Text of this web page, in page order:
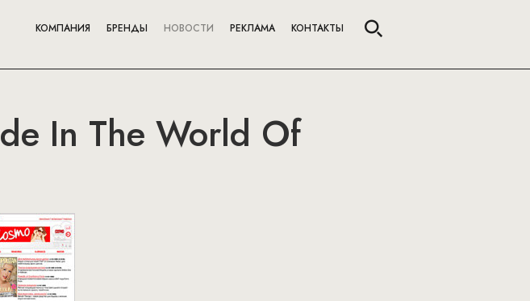
КОМПАНИЯ БРЕНДЫ НОВОСТИ РЕКЛАМА КОНТАКТЫ
In The World Of